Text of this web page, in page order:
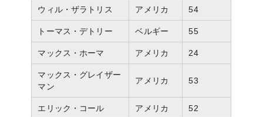
ウィル・ザラトリス アメリカ 54
トーマス・デトリー ベルギー 55
マックス・ホーマ アメリカ 24
マックス・グレイザー
マン
アメリカ 53
エリック・コール アメリカ 52